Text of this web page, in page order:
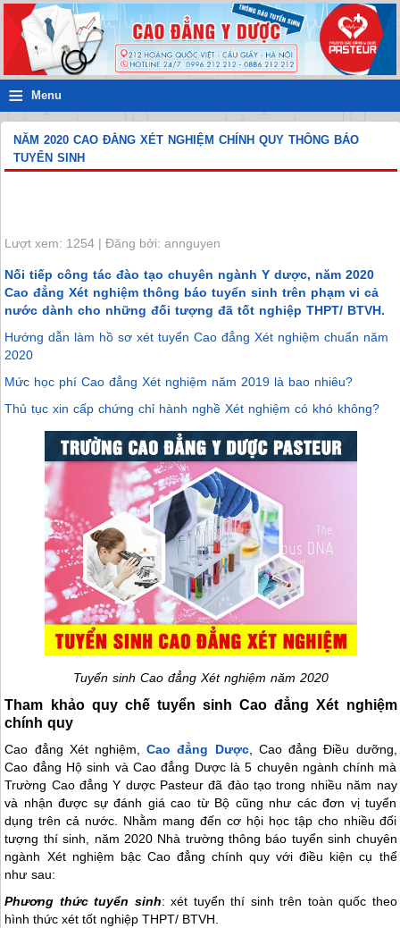
≡ Menu
NĂM 2020 CAO ĐẲNG XÉT NGHIỆM CHÍNH QUY THÔNG BÁO
TUYỂN SINH
Lượt xem: 1254 | Đăng bởi: annguyen
Nối tiếp công tác đào tạo chuyên ngành Y dược, năm 2020
Cao đẳng Xét nghiệm thông báo tuyển sinh trên phạm vi cả
nước dành cho những đối tượng đã tốt nghiệp THPT/ BTVH.
Hướng dẫn làm hồ sơ xét tuyển Cao đẳng Xét nghiệm chuẩn năm
2020
Mức học phí Cao đẳng Xét nghiệm năm 2019 là bao nhiêu?
Thủ tục xin cấp chứng chỉ hành nghề Xét nghiệm có khó không?
Tuyển sinh Cao đẳng Xét nghiệm năm 2020
Tham khảo quy chế tuyển sinh Cao đẳng Xét nghiệm
chính quy
Cao đẳng Xét nghiệm,Cao đẳng Dược, Cao đẳng Điều dưỡng,
Cao đẳng Hộ sinh và Cao đẳng Dược là 5 chuyên ngành chính mà
Trường Cao đẳng Y dược Pasteur đã đào tạo trong nhiều năm nay
và nhận được sự đánh giá cao từ Bộ cũng như các đơn vị tuyển
dụng trên cả nước. Nhằm mang đến cơ hội học tập cho nhiều đối
tượng thí sinh, năm 2020 Nhà trường thông báo tuyển sinh chuyên
ngành Xét nghiệm bậc Cao đẳng chính quy với điều kiện cụ thể
như sau:
Phương thức tuyển sinh: xét tuyển thí sinh trên toàn quốc theo
hình thức xét tốt nghiệp THPT/ BTVH.